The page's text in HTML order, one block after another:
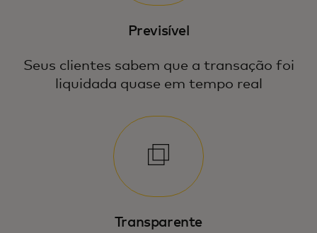
Previsível
Seus clientes sabem que a transação foi
liquidada quase em tempo real
Transparente